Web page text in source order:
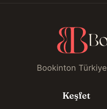
Bookinton
Keşfet